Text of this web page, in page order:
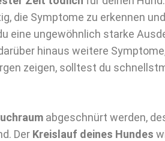
die Symptome zu erkennen und
eine ungewöhnlich starke
hinaus weitere
zeigen, solltest du
abgeschnürt werden,
Der Kreislauf deines Hundes